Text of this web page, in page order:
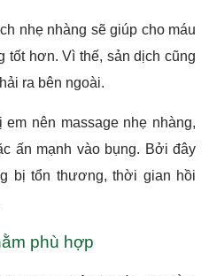
nhẹ nhàng sẽ giúp cho máu
hơn. Vì thế, sản dịch cũng
ra bên ngoài.
nên massage nhẹ nhàng,
ấn mạnh vào bụng. Bởi đây
bị tổn thương, thời gian hồi
phù hợp